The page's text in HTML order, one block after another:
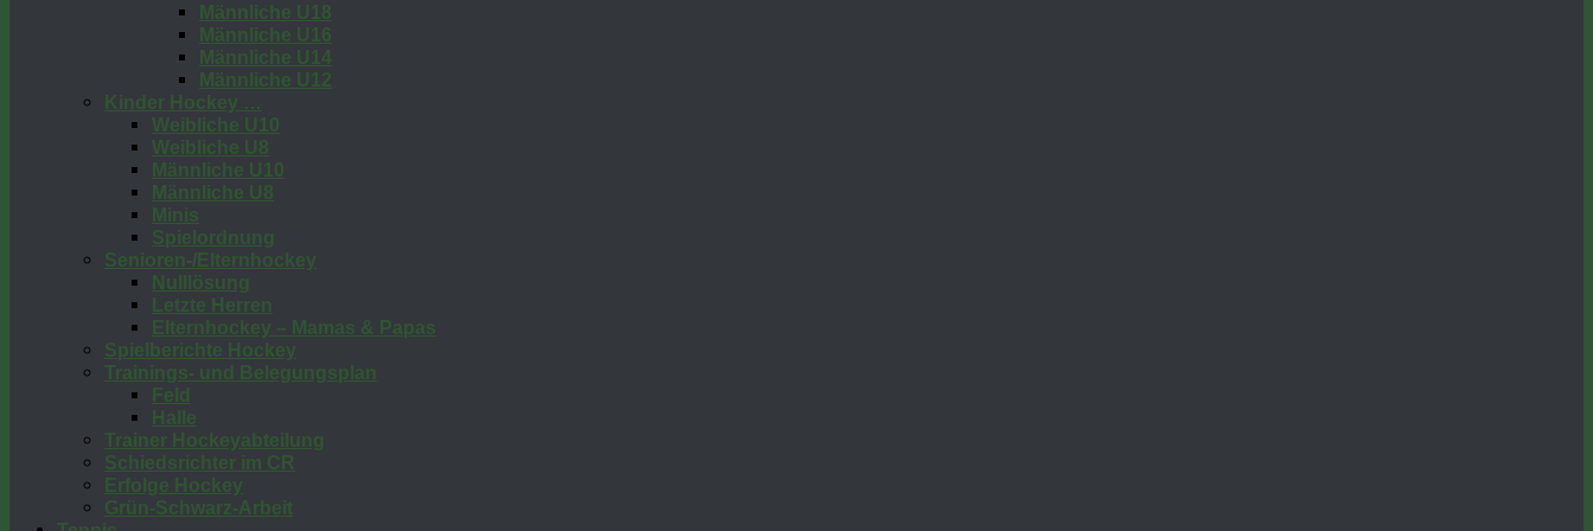
Männliche U18
Männliche U16
Männliche U14
Männliche U12
Kinder Hockey …
Weibliche U10
Weibliche U8
Männliche U10
Männliche U8
Minis
Spielordnung
Senioren-/Elternhockey
Nulllösung
Letzte Herren
Elternhockey – Mamas & Papas
Spielberichte Hockey
Trainings- und Belegungsplan
Feld
Halle
Trainer Hockeyabteilung
Schiedsrichter im CR
Erfolge Hockey
Grün-Schwarz-Arbeit